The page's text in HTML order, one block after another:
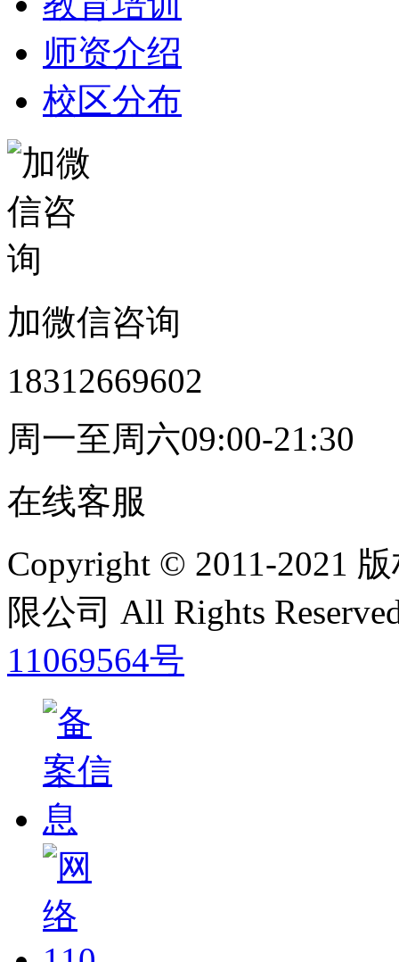
师资介绍
校区分布
加微信咨询
18312669602
周一至周六09:00-21:30
在线客服
Copyright © 2011-2021
限公司 All Rights
11069564号